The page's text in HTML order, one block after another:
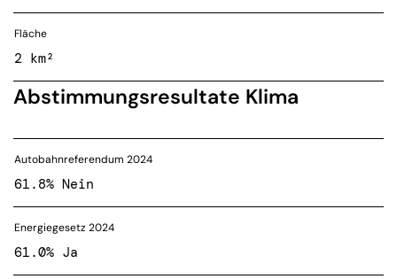
Fläche
2 km²
Abstimmungsresultate Klima
Autobahnreferendum 2024
61.8% Nein
Energiegesetz 2024
61.0% Ja